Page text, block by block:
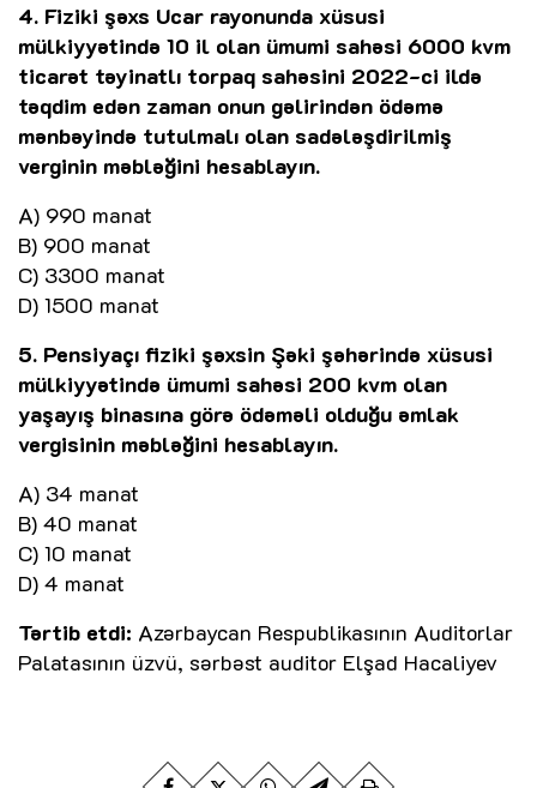
4. Fiziki şəxs Ucar rayonunda xüsusi
mülkiyyətində 10 il olan ümumi sahəsi 6000 kvm
ticarət təyinatlı torpaq sahəsini 2022-ci ildə
təqdim edən zaman onun gəlirindən ödəmə
mənbəyində tutulmalı olan sadələşdirilmiş
verginin məbləğini hesablayın.
A) 990 manat
B) 900 manat
C) 3300 manat
D) 1500 manat
5. Pensiyaçı fiziki şəxsin Şəki şəhərində xüsusi
mülkiyyətində ümumi sahəsi 200 kvm olan
yaşayış binasına görə ödəməli olduğu əmlak
vergisinin məbləğini hesablayın.
A) 34 manat
B) 40 manat
C) 10 manat
D) 4 manat
Tərtib etdi: Azərbaycan Respublikasının Auditorlar
Palatasının üzvü, sərbəst auditor Elşad Hacaliyev